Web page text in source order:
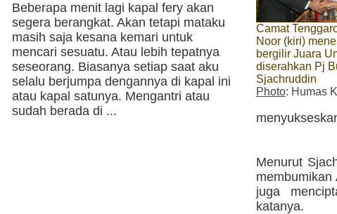
Beberapa menit lagi kapal fery akan
segera berangkat. Akan tetapi mataku
masih saja kesana kemari untuk
mencari sesuatu. Atau lebih tepatnya
seseorang. Biasanya setiap saat aku
selalu berjumpa dengannya di kapal ini
atau kapal satunya. Mengantri atau
sudah berada di ...
Camat
Noor (kiri)
bergilir Juara
diserahkan Pj
Sjachruddin
Photo: Humas
Menurut
membumikan
juga
katanya.